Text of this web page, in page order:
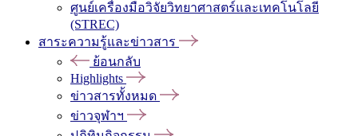
ศูนย์เครื่องมือวิจัยวิทยาศาสตร์และเทคโนโลยี
(STREC)
สาระความรู้และข่าวสาร
ย้อนกลับ
Highlights
ข่าวสารทั้งหมด
ข่าวจุฬาฯ